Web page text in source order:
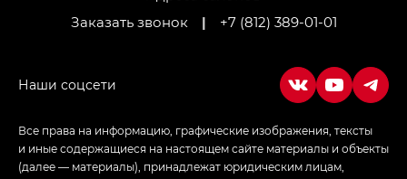
Empow — Эмпау (Empow) в комплектации
Заказать звонок
| +7 (812) 389-01-01
Все права на информацию, графические изображения, тексты
и иные содержащиеся на настоящем сайте материалы и объекты
(далее — материалы), принадлежат юридическим лицам,